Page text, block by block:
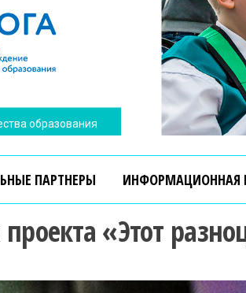
образования
ПАРТНЕРЫ ИНФОРМАЦИОННАЯ
«Этот